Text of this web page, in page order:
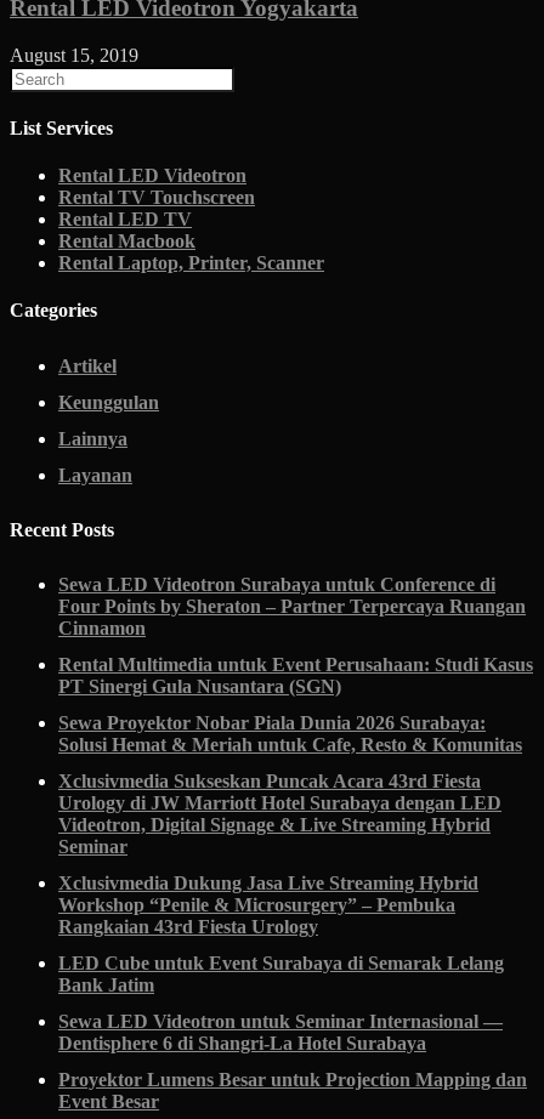
Rental LED Videotron Yogyakarta
August 15, 2019
List Services
Rental LED Videotron
Rental TV Touchscreen
Rental LED TV
Rental Macbook
Rental Laptop, Printer, Scanner
Categories
Artikel
Keunggulan
Lainnya
Layanan
Recent Posts
Sewa LED Videotron Surabaya untuk Conference di
Four Points by Sheraton – Partner Terpercaya Ruangan
Cinnamon
Rental Multimedia untuk Event Perusahaan: Studi Kasus
PT Sinergi Gula Nusantara (SGN)
Sewa Proyektor Nobar Piala Dunia 2026 Surabaya:
Solusi Hemat & Meriah untuk Cafe, Resto & Komunitas
Xclusivmedia Sukseskan Puncak Acara 43rd Fiesta
Urology di JW Marriott Hotel Surabaya dengan LED
Videotron, Digital Signage & Live Streaming Hybrid
Seminar
Xclusivmedia Dukung Jasa Live Streaming Hybrid
Workshop “Penile & Microsurgery” – Pembuka
Rangkaian 43rd Fiesta Urology
LED Cube untuk Event Surabaya di Semarak Lelang
Bank Jatim
Sewa LED Videotron untuk Seminar Internasional —
Dentisphere 6 di Shangri-La Hotel Surabaya
Proyektor Lumens Besar untuk Projection Mapping dan
Event Besar